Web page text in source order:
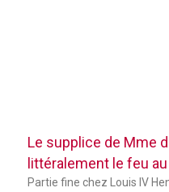
Le supplice de Mme
littéralement le feu au
Partie fine chez Louis IV